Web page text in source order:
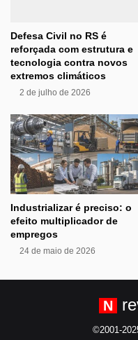
Defesa Civil no RS é
reforçada com estrutura e
tecnologia contra novos
extremos climáticos
2 de julho de 2026
Industrializar é preciso: o
efeito multiplicador de
empregos
24 de maio de 2026
N
©2001-